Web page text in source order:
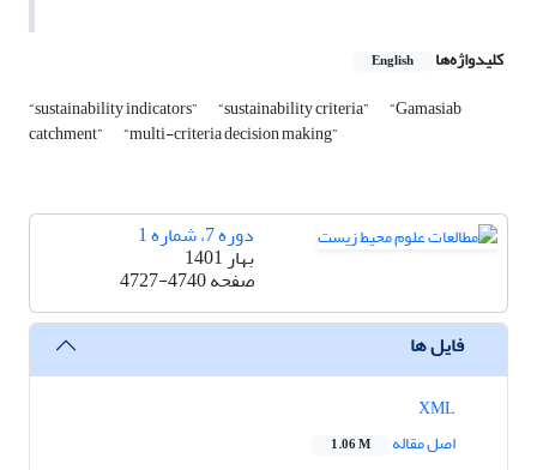
کلیدواژه‌ها English
“sustainability indicators” “sustainability criteria” “Gamasiab
catchment” “multi-criteria decision making”
دوره 7، شماره 1
بهار 1401
صفحه4727-4740
فایل ها
اصل مقاله
1.06 M